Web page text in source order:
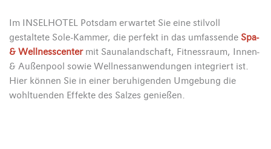
Im INSELHOTEL Potsdam erwartet Sie eine stilvoll
gestaltete Sole-Kammer, die perfekt in das umfassende Spa-
& Wellnesscentermit Saunalandschaft, Fitnessraum, Innen-
& Außenpool sowie Wellnessanwendungen integriert ist.
Hier können Sie in einer beruhigenden Umgebung die
wohltuenden Effekte des Salzes genießen.